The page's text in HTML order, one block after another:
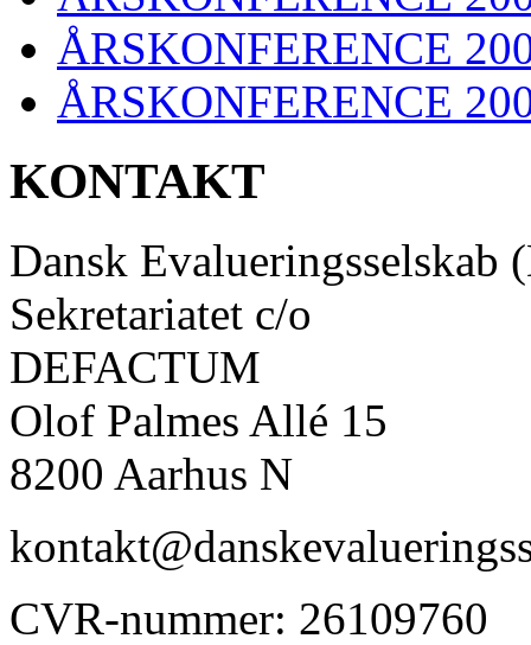
ÅRSKONFERENCE
ÅRSKONFERENCE
KONTAKT
Dansk Evalueringsselskab
Sekretariatet c/o
DEFACTUM
Olof Palmes Allé 15
8200 Aarhus N
CVR-nummer: 26109760